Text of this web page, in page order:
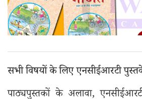
सभी विषयों के लिए एनसीईआरटी
पाठ्यपुस्तकों के अलावा,